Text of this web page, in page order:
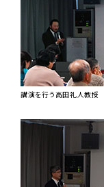
講演を行う高田礼人教授